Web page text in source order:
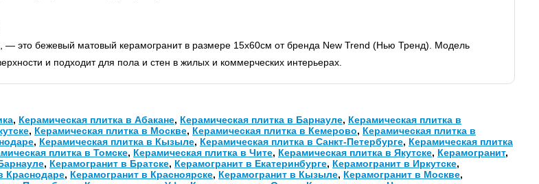
— это бежевый матовый керамогранит в размере 15х60см от бренда New Trend (Нью Тренд). Модель
и подходит для пола и стен в жилых и коммерческих интерьерах.
, Керамическая плитка в Абакане, Керамическая плитка в Барнауле, Керамическая плитка в
, Керамическая плитка в Москве, Керамическая плитка в Кемерово, Керамическая плитка в
, Керамическая плитка в Кызыле, Керамическая плитка в Санкт-Петербурге, Керамическая плитка
плитка в Томске, Керамическая плитка в Чите, Керамическая плитка в Якутске, Керамогранит,
, Керамогранит в Братске, Керамогранит в Екатеринбурге, Керамогранит в Иркутске,
Краснодаре, Керамогранит в Красноярске, Керамогранит в Кызыле, Керамогранит в Москве,